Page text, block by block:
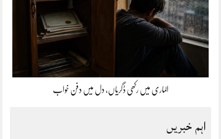
الماری میں رکھی ڈگریاں، دل میں دفن خواب
اہم خبریں